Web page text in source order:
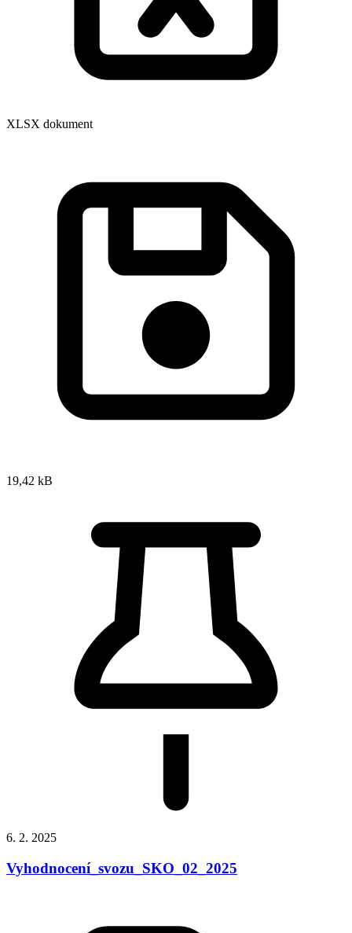
XLSX dokument
19,42 kB
6. 2. 2025
Vyhodnocení_svozu_SKO_02_2025